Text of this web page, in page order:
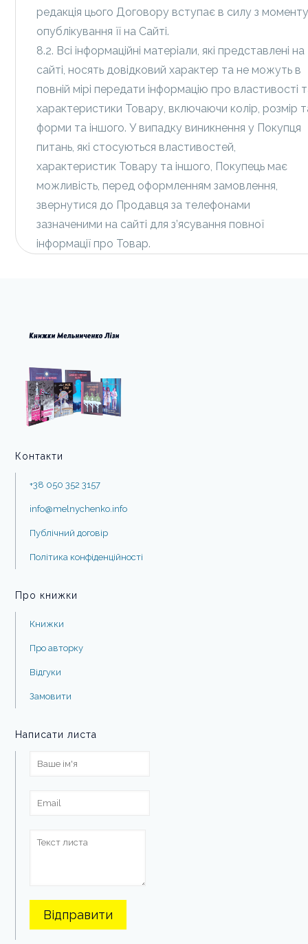
редакція цього Договору вступає в силу з
опублікування її на Сайті.
8.2. Всі інформаційні матеріали, які представлені на
сайті, носять довідковий характер та не можуть в
повній мірі передати інформацію про властивості
характеристики Товару, включаючи колір, розмір
форми та іншого. У випадку виникнення у Покупця
питань, які стосуються властивостей,
характеристик Товару та іншого, Покупець має
можливість, перед оформленням замовлення,
звернутися до Продавця за телефонами
зазначеними на сайті для з’ясування повної
інформації про Товар.
Контакти
+38 050 352 3157
info@melnychenko.info
Публічний договір
Політика конфіденційності
Про книжки
Книжки
Про авторку
Відгуки
Замовити
Написати листа